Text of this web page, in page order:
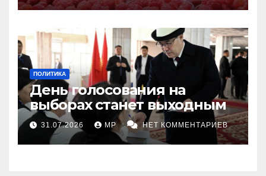
ПОЛИТИКА
День голосования на
выборах станет выходным
31.07.2026 MP НЕТ КОММЕНТАРИЕВ